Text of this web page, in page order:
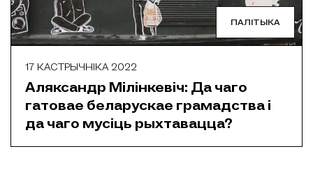
ПАЛІТЫКА
17 КАСТРЫЧНІКА 2022
Аляксандр Мілінкевіч: Да чаго
гатовае беларускае грамадства і
да чаго мусіць рыхтавацца?